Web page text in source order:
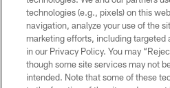
Raiders.
PRIVACY
TERMS OF
technologies (e.g., pixels) on this
navigation, analyze your use of the
marketing efforts, including targeted
in our Privacy Policy. You may
though some site services may not
intended. Note that some of these